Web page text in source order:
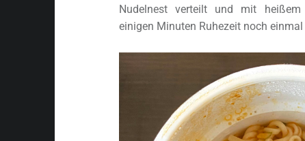
Nudelnest verteilt und mit heißem
einigen Minuten Ruhezeit noch